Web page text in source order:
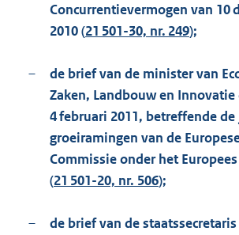
Concurrentievermogen van 10
2010 (21 501-30, nr. 249);
–
de brief van de minister van
Zaken, Landbouw en Innovatie
4 februari 2011, betreffende
groeiramingen van de
Commissie onder het
(21 501-20, nr. 506);
–
de brief van de